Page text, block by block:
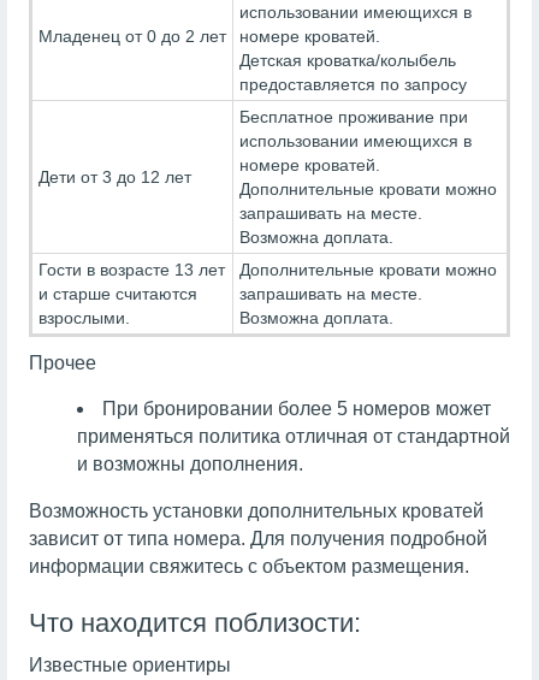
Младенец от 0 до 2 лет
использовании имеющихся в
номере кроватей.
Детская кроватка/колыбель
предоставляется по запросу
Дети от 3 до 12 лет
Бесплатное проживание при
использовании имеющихся в
номере кроватей.
Дополнительные кровати можно
запрашивать на месте.
Возможна доплата.
Гости в возрасте 13 лет
и старше считаются
взрослыми.
Дополнительные кровати можно
запрашивать на месте.
Возможна доплата.
Прочее
При бронировании более 5 номеров может
применяться политика отличная от стандартной
и возможны дополнения.
Возможность установки дополнительных кроватей
зависит от типа номера. Для получения подробной
информации свяжитесь с объектом размещения.
Что находится поблизости:
Известные ориентиры